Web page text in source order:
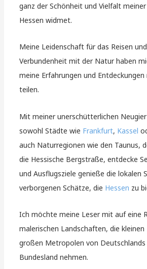
ganz der Schönheit und Vielfalt
Hessen widmet.
Meine Leidenschaft für das Reisen
Verbundenheit mit der Natur haben
meine Erfahrungen und
teilen.
Mit meiner unerschütterlichen
sowohl Städte wie Frankfurt, Kassel
auch Naturregionen wie den Taunus,
die Hessische Bergstraße, entdecke
und Ausflugsziele genieße die lokalen
verborgenen Schätze, die Hessen zu
Ich möchte meine Leser mit auf eine
malerischen Landschaften, die
großen Metropolen von
Bundesland nehmen.